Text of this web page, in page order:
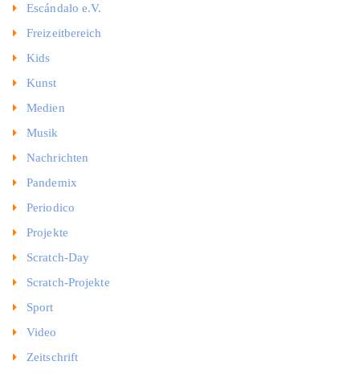
Escándalo e.V.
Freizeitbereich
Kids
Kunst
Medien
Musik
Nachrichten
Pandemix
Periodico
Projekte
Scratch-Day
Scratch-Projekte
Sport
Video
Zeitschrift